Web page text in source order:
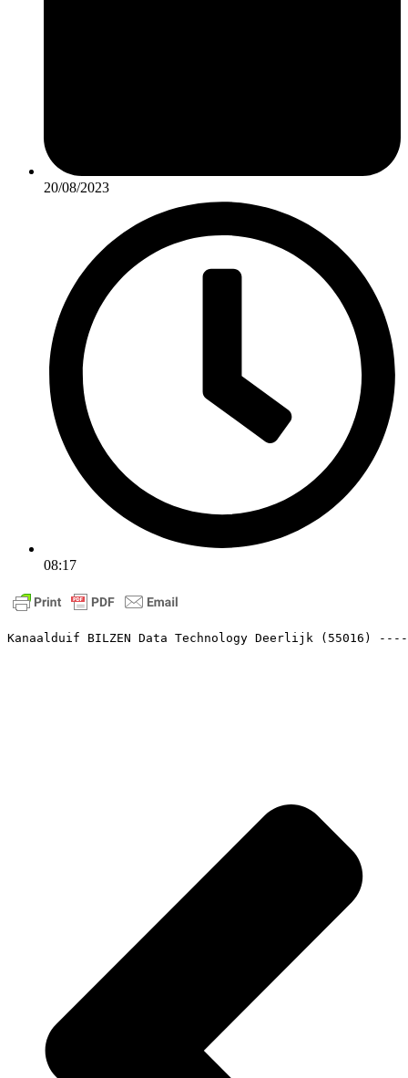
20/08/2023
08:17
Kanaalduif BILZEN Data Technology Deerlijk (55016)